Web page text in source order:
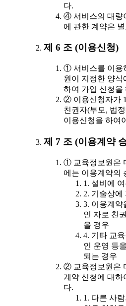
다.
④ 서비스의 대량
에 관한 계약은
제 6 조 (이용신청)
① 서비스를 이용
원이 지정한 양식
하여 가입 신청을
② 이용신청자가
친권자(부모, 법
이용신청을 하여
제 7 조 (이용계약
① 교육정보원은
에는 이용계약의
1. 설비에
2. 기술상에
3. 이용계약
인 자로 친
을 경우
4. 기타 교
인 운영 등
되는 경우
② 교육정보원은
계약 신청에 대하
다.
1. 다른 사